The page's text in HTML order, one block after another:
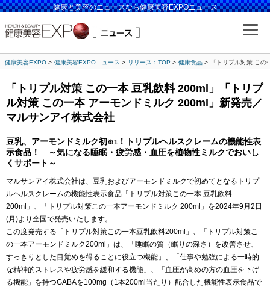
健康と美容のニュースなら健康美容EXPOニュース
健康美容EXPO 健康美容EXPOニュース リリース：TOP 健康食品 「トリプル対策 こ
「トリプル対策 この一本 豆乳飲料 200ml」「トリプ
ル対策 この一本 アーモンドミルク 200ml」新発売／
マルサンアイ株式会社
豆乳、アーモンドミルク初※1 ！トリプルヘルスクレームの機能性表
示食品！ ～気になる睡眠・疲労感・血圧を植物性ミルクでおいし
くサポート～
マルサンアイ株式会社は、豆乳およびアーモンドミルクで初めてとなるトリプ
ルヘルスクレームの機能性表示食品「トリプル対策この一本 豆乳飲料
200ml」、「トリプル対策この一本アーモンドミルク 200ml」を2024年9月2日
(月)より全国で発売いたします。
この度発売する「トリプル対策この一本豆乳飲料200ml」、「トリプル対策こ
の一本アーモンドミルク200ml」は、「睡眠の質（眠りの深さ）を改善させ、
すっきりとした目覚めを得ることに役立つ機能」、「仕事や勉強による一時的
な精神的ストレスや疲労感を緩和する機能」、「血圧が高めの方の血圧を下げ
る機能」を持つGABAを100mg（1本200ml当たり）配合した機能性表示食品で